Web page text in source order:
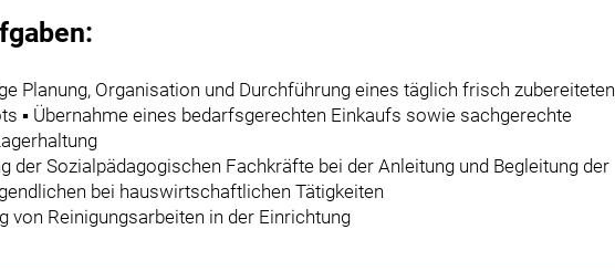
Planung, Organisation und Durchführung eines täglich frisch zubereiteten
▪ Übernahme eines bedarfsgerechten Einkaufs sowie sachgerechte
der Sozialpädagogischen Fachkräfte bei der Anleitung und Begleitung der
bei hauswirtschaftlichen Tätigkeiten
von Reinigungsarbeiten in der Einrichtung